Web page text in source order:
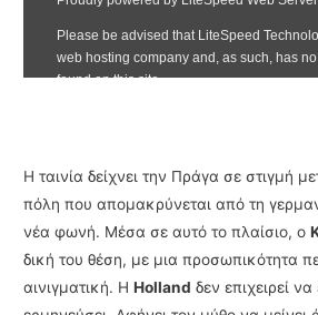
Η ταινία δείχνει την Πράγα σε στιγμή
πόλη που απομακρύνεται από τη
νέα φωνή. Μέσα σε αυτό το πλαίσιο, ο
δική του θέση, με μια προσωπικότητα
αινιγματική. ΗHolland δεν επιχειρεί